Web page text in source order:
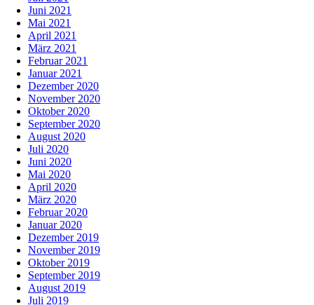
Juni 2021
Mai 2021
April 2021
März 2021
Februar 2021
Januar 2021
Dezember 2020
November 2020
Oktober 2020
September 2020
August 2020
Juli 2020
Juni 2020
Mai 2020
April 2020
März 2020
Februar 2020
Januar 2020
Dezember 2019
November 2019
Oktober 2019
September 2019
August 2019
Juli 2019